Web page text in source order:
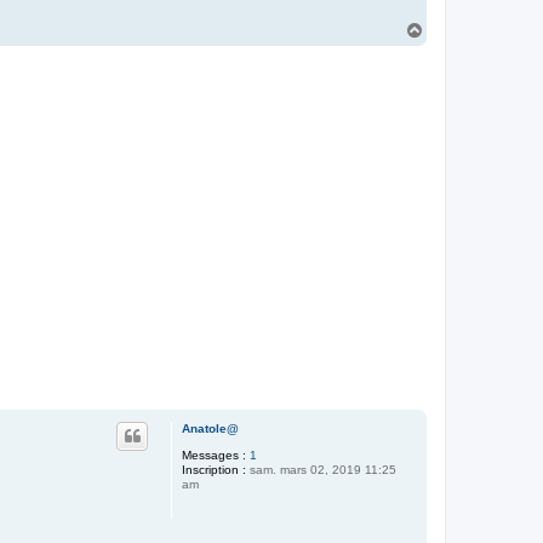
Anatole@
Messages : 1
Inscription : sam. mars 02, 2019 11:25
am